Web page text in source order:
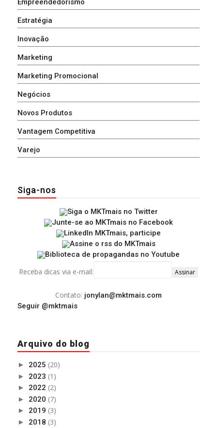
Empreendedorismo
Estratégia
Inovação
Marketing
Marketing Promocional
Negócios
Novos Produtos
Vantagem Competitiva
Varejo
Siga-nos
Receba dicas via e-mail:
Contato: jonylan@mktmais.com
Seguir @mktmais
Arquivo do blog
► 2025 (20)
► 2023 (1)
► 2022 (2)
► 2020 (7)
► 2019 (3)
► 2018 (3)